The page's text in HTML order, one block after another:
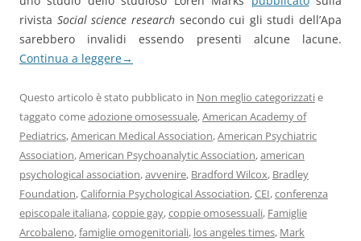
rivista Social science researchsecondo cui gli studi dell’Apa
sarebbero invalidi essendo presenti alcune lacune.
Continua a leggere→
Questo articolo è stato pubblicato in Non meglio categorizzatie
taggato comeadozione omosessuale,American Academy of
Pediatrics,American Medical Association,American Psychiatric
Association,American Psychoanalytic Association,american
psychological association,avvenire, Bradford Wilcox, Bradley
Foundation,California Psychological Association,CEI,conferenza
episcopale italiana,coppie gay,coppie omosessuali, Famiglie
Arcobaleno,famiglie omogenitoriali, los angeles times, Mark